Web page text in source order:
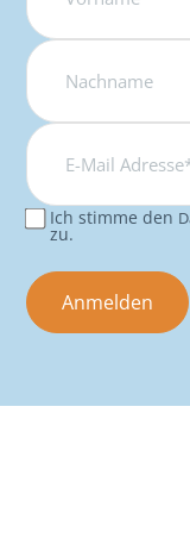
E-
Mail
Adresse*
Consent
Ich stimme den
zu.